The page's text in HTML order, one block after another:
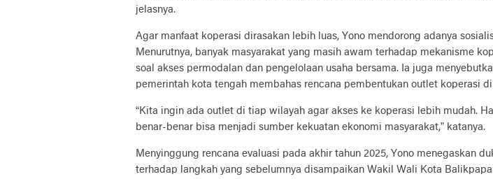
jelasnya.
Agar manfaat koperasi dirasakan lebih luas, Yono mendorong adanya
Menurutnya, banyak masyarakat yang masih awam terhadap mekanisme
soal akses permodalan dan pengelolaan usaha bersama. Ia juga
pemerintah kota tengah membahas rencana pembentukan outlet koperasi
“Kita ingin ada outlet di tiap wilayah agar akses ke koperasi lebih mudah.
benar-benar bisa menjadi sumber kekuatan ekonomi masyarakat,” katanya.
Menyinggung rencana evaluasi pada akhir tahun 2025, Yono menegaskan
terhadap langkah yang sebelumnya disampaikan Wakil Wali Kota